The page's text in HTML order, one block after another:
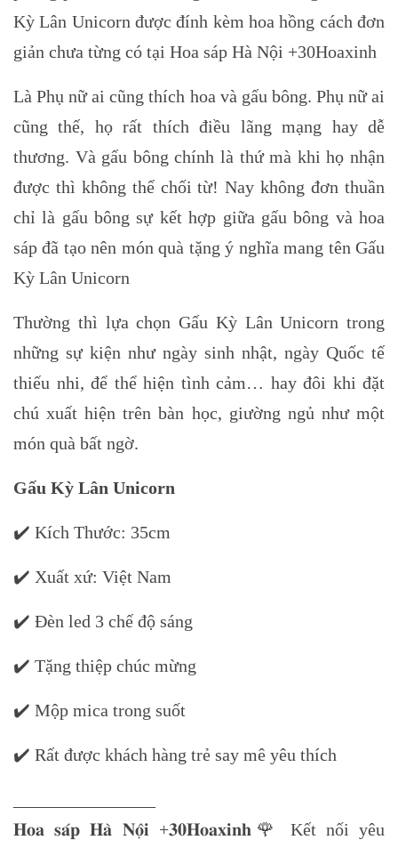
Kỳ Lân Unicorn được đính kèm hoa hồng cách đơn
giản chưa từng có tại Hoa sáp Hà Nội +30Hoaxinh
Là Phụ nữ ai cũng thích hoa và gấu bông. Phụ nữ ai
cũng thế, họ rất thích điều lãng mạng hay dễ
thương. Và gấu bông chính là thứ mà khi họ nhận
được thì không thể chối từ! Nay không đơn thuần
chỉ là gấu bông sự kết hợp giữa gấu bông và hoa
sáp đã tạo nên món quà tặng ý nghĩa mang tên Gấu
Kỳ Lân Unicorn
Thường thì lựa chọn Gấu Kỳ Lân Unicorn trong
những sự kiện như ngày sinh nhật, ngày Quốc tế
thiếu nhi, để thể hiện tình cảm… hay đôi khi đặt
chú xuất hiện trên bàn học, giường ngủ như một
món quà bất ngờ.
Gấu Kỳ Lân Unicorn
✔️ Kích Thước: 35cm
✔️ Xuất xứ: Việt Nam
✔️ Đèn led 3 chế độ sáng
✔️ Tặng thiệp chúc mừng
✔️ Mộp mica trong suốt
✔️ Rất được khách hàng trẻ say mê yêu thích
𝐇𝐨𝐚 𝐬𝐚́𝐩 𝐇𝐚̀ 𝐍𝐨̣̂𝐢 +𝟑𝟎𝐇𝐨𝐚𝐱𝐢𝐧𝐡🌹 Kết nối yêu